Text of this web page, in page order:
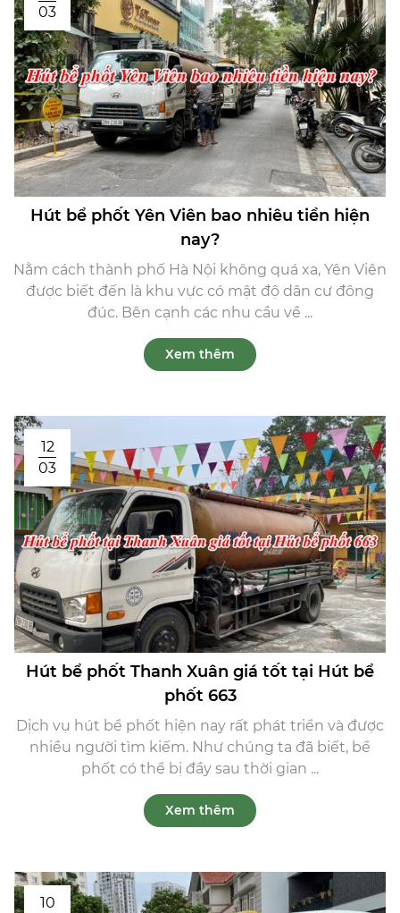
03
Hút bể phốt Yên Viên bao nhiêu tiền hiện
nay?
Nằm cách thành phố Hà Nội không quá xa, Yên Viên
được biết đến là khu vực có mật độ dân cư đông
đúc. Bên cạnh các nhu cầu về ...
Xem thêm
12
03
Hút bể phốt Thanh Xuân giá tốt tại Hút bể
phốt 663
Dịch vụ hút bể phốt hiện nay rất phát triển và được
nhiều người tìm kiếm. Như chúng ta đã biết, bể
phốt có thể bị đầy sau thời gian ...
Xem thêm
10